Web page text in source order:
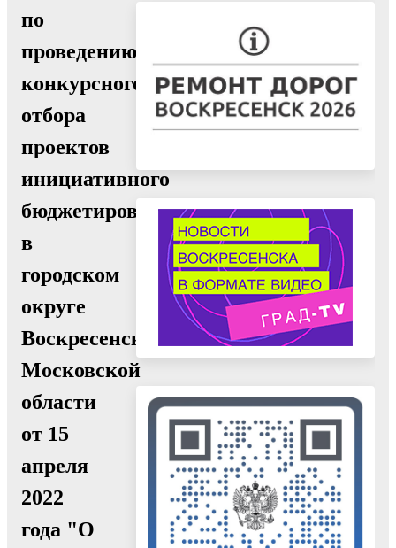
по
проведению
конкурсного
отбора
проектов
инициативного
бюджетирования
в
городском
округе
Воскресенск
Московской
области
от 15
апреля
2022
года "О